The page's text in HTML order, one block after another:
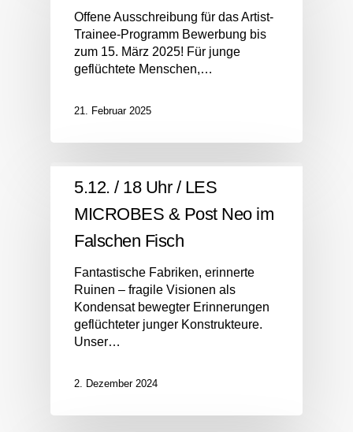
Offene Ausschreibung für das Artist-
Trainee-Programm Bewerbung bis
zum 15. März 2025! Für junge
geflüchtete Menschen,…
21. Februar 2025
5.12. / 18 Uhr / LES
MICROBES & Post Neo im
Falschen Fisch
Fantastische Fabriken, erinnerte
Ruinen – fragile Visionen als
Kondensat bewegter Erinnerungen
geflüchteter junger Konstrukteure.
Unser…
2. Dezember 2024